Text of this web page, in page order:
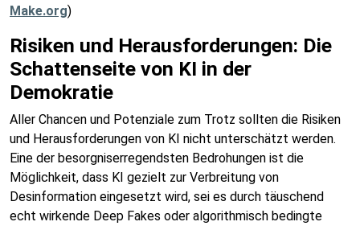
Make.org)
Risiken und Herausforderungen: Die
Schattenseite von KI in der
Demokratie
Aller Chancen und Potenziale zum Trotz sollten die Risiken
und Herausforderungen von KI nicht unterschätzt werden.
Eine der besorgniserregendsten Bedrohungen ist die
Möglichkeit, dass KI gezielt zur Verbreitung von
Desinformation eingesetzt wird, sei es durch täuschend
echt wirkende Deep Fakes oder algorithmisch bedingte